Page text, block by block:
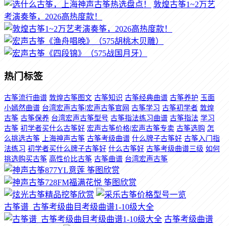
敦煌古筝1~2万艺
考演奏筝，2026高热度款！
热门标签
古筝流行曲谱 敦煌古筝图文 古筝知识 古筝经典曲谱 古筝养护 玉面
小嫣然曲谱 台湾宏声古筝|宏声古筝官网 古筝学习 古筝初学者 敦煌
古筝 古筝保养 台湾宏声古筝型号 古筝指法练习曲谱 古筝指法 学习
古筝 初学者买什么古筝好 宏声古筝价格|宏声古筝专卖 古筝选购 怎
么挑选古筝
上海神声古筝 古筝考级曲谱 什么牌子古筝好 古筝入门指
法练习 初学者买什么牌子古筝好 什么古筝好 古筝考级曲谱三级 如何
挑选购买古筝 高性价比古筝 古筝曲谱 台湾宏声古筝
古筝谱_古筝考级曲目考级曲谱1-10级大全
古筝考级曲谱